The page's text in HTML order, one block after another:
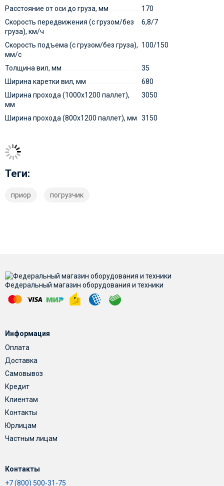
Расстояние от оси до груза, мм
170
Скорость передвижения (с грузом/без
груза), км/ч
6,8/7
Скорость подъема (с грузом/без груза),
мм/с
100/150
Толщина вил, мм
35
Ширина каретки вил, мм
680
Ширина прохода (1000х1200 паллет),
мм
3050
Ширина прохода (800х1200 паллет), мм 3150
Теги:
приор погрузчик
Федеральный магазин оборудования и техники
Информация
Оплата
Доставка
Самовывоз
Кредит
Клиентам
Контакты
Юрлицам
Частным лицам
Контакты
+7 (800) 500-31-75